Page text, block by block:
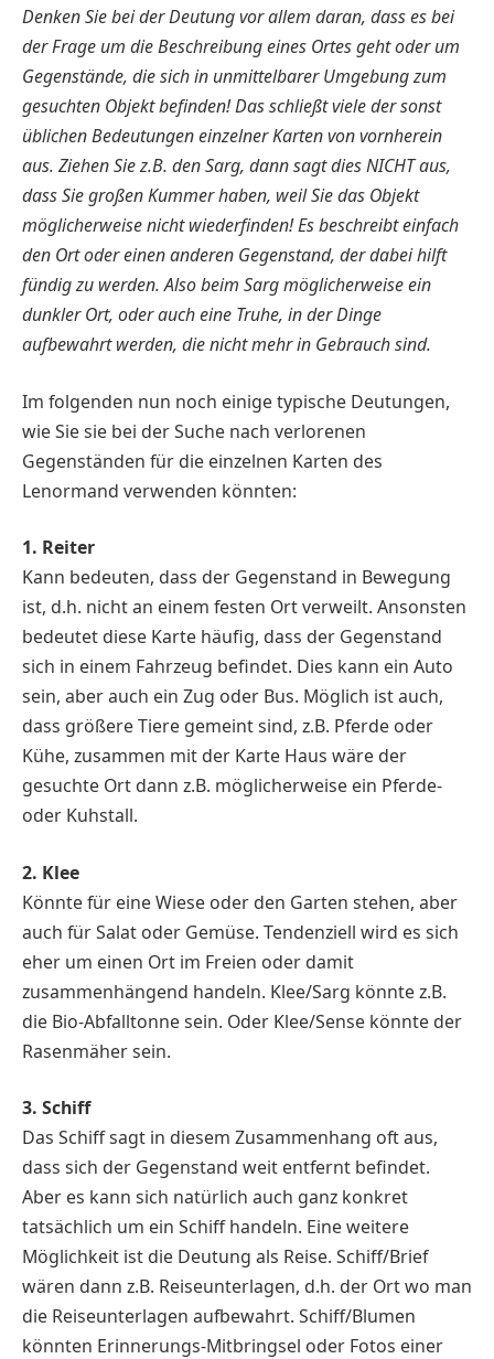
Denken Sie bei der Deutung vor allem daran, dass es bei
der Frage um die Beschreibung eines Ortes geht oder um
Gegenstände, die sich in unmittelbarer Umgebung zum
gesuchten Objekt befinden! Das schließt viele der sonst
üblichen Bedeutungen einzelner Karten von vornherein
aus. Ziehen Sie z.B. den Sarg, dann sagt dies NICHT aus,
dass Sie großen Kummer haben, weil Sie das Objekt
möglicherweise nicht wiederfinden! Es beschreibt einfach
den Ort oder einen anderen Gegenstand, der dabei hilft
fündig zu werden. Also beim Sarg möglicherweise ein
dunkler Ort, oder auch eine Truhe, in der Dinge
aufbewahrt werden, die nicht mehr in Gebrauch sind.
Im folgenden nun noch einige typische Deutungen,
wie Sie sie bei der Suche nach verlorenen
Gegenständen für die einzelnen Karten des
Lenormand verwenden könnten:
1. Reiter
Kann bedeuten, dass der Gegenstand in Bewegung
ist, d.h. nicht an einem festen Ort verweilt. Ansonsten
bedeutet diese Karte häufig, dass der Gegenstand
sich in einem Fahrzeug befindet. Dies kann ein Auto
sein, aber auch ein Zug oder Bus. Möglich ist auch,
dass größere Tiere gemeint sind, z.B. Pferde oder
Kühe, zusammen mit der Karte Haus wäre der
gesuchte Ort dann z.B. möglicherweise ein Pferde-
oder Kuhstall.
2. Klee
Könnte für eine Wiese oder den Garten stehen, aber
auch für Salat oder Gemüse. Tendenziell wird es sich
eher um einen Ort im Freien oder damit
zusammenhängend handeln. Klee/Sarg könnte z.B.
die Bio-Abfalltonne sein. Oder Klee/Sense könnte der
Rasenmäher sein.
3. Schiff
Das Schiff sagt in diesem Zusammenhang oft aus,
dass sich der Gegenstand weit entfernt befindet.
Aber es kann sich natürlich auch ganz konkret
tatsächlich um ein Schiff handeln. Eine weitere
Möglichkeit ist die Deutung als Reise. Schiff/Brief
wären dann z.B. Reiseunterlagen, d.h. der Ort wo man
die Reiseunterlagen aufbewahrt. Schiff/Blumen
könnten Erinnerungs-Mitbringsel oder Fotos einer